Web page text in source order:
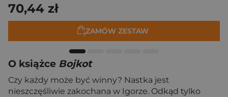
70,44 zł
ZAMÓW ZESTAW
O książce Bojkot
Czy każdy może być winny? Nastka jest
nieszczęśliwie zakochana w Igorze. Odkąd tylko